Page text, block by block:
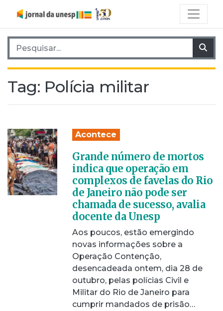
Pesquisar por:
Tag: Polícia militar
Acontece
Grande número de mortos
indica que operação em
complexos de favelas do Rio
de Janeiro não pode ser
chamada de sucesso, avalia
docente da Unesp
Aos poucos, estão emergindo
novas informações sobre a
Operação Contenção,
desencadeada ontem, dia 28 de
outubro, pelas polícias Civil e
Militar do Rio de Janeiro para
cumprir mandados de prisão…